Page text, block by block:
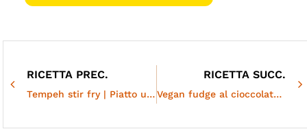
RICETTA PREC.
Tempeh stir fry | Piatto unico completo
RICETTA SUCC.
Vegan fudge al cioccolato fondente